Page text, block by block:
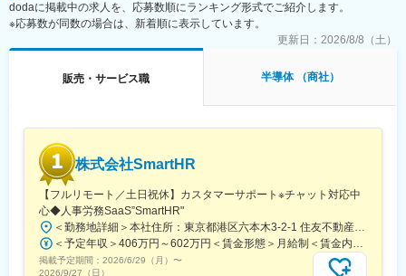
浜松営業所は所長と営業担当(30代後半)の2名体制で、女性のアシ
スタント4名がサポートしています。※中途入社の方は大半が他業
■入社後の教育体制：
の同行からスタートします。また、受発注などの社内システムも
■評価体制：
・ルート営業で決まった型があるというよりは、自由なスタイル
で考えながら成果を創出でき、しっかり評価され、給与で還元し
てもらえる会社です。
・目標金額だけでなく、自分で立てたプロセスも評価します。新
しい商材を受注するなど、数字だけでは見えない点も評価に値し
ます。
dodaに掲載中の求人を、応募数順にランキング形式でご紹介します。
※応募数が同数の場合は、新着順に表示しています。
更新日： 2026/8/8（土）
販売・サービス職 半導体 （商社）
株式会社SmartHR
【フルリモート／土日祝休】カスタマーサポート※チャット対応中
心◆人事労務SaaS”SmartHR"
＜勤務地詳細＞本社住所：東京都港区六本木3-2-1 住友不動産六本木グランドタワー勤務地最寄駅：東京メトロ南北線／六本木一丁目駅受動喫煙対策：屋内全面禁煙変更の範囲：会社の定める事業所（リモートワーク含む）
＜予定年収＞406万円～602万円＜賃金形態＞月給制＜賃金内訳＞月額（基本給）：212,480円～315,200円その他固定手当/月：5,000円固定残業手当/月：77,520円～114,800円（固定残業時間45時間0分/月）超過した時間外労働の残業手当は追加支給＜月給＞295,000円～435,000円（一律手当を含む）＜昇給有無＞有＜残業手当＞有賃金はあくまでも目安の金額であり、選考を通じて上下する可能性があります。月給(月額)は固定手当を含めた表記です。
掲載予定期間： 2026/6/29（月） 〜
2026/9/27（日）